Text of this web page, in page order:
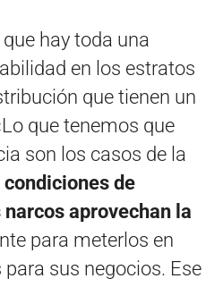
hay toda una
en los estratos
que tienen un
que tenemos que
son los casos de la
condiciones de
aprovechan la
para meterlos en
sus negocios. Ese